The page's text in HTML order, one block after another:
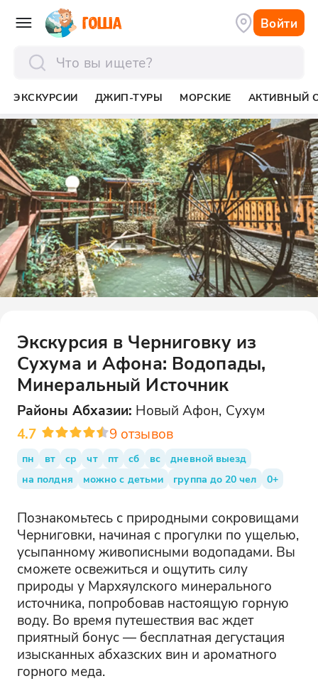
Войти
ЭКСКУРСИИ ДЖИП-ТУРЫ МОРСКИЕ АКТИВНЫЙ
Экскурсия в Черниговку из
Сухума и Афона: Водопады,
Минеральный Источник
Районы Абхазии: Новый Афон, Сухум
4.7
9 отзывов
пн вт ср чт пт сб вс
дневной выезд
на полдня
можно с детьми группа до 20 чел 0+
Познакомьтесь с природными сокровищами
Черниговки, начиная с прогулки по ущелью,
усыпанному живописными водопадами. Вы
сможете освежиться и ощутить силу
природы у Мархяулского минерального
источника, попробовав настоящую горную
воду. Во время путешествия вас ждет
приятный бонус — бесплатная дегустация
изысканных абхазских вин и ароматного
горного меда.